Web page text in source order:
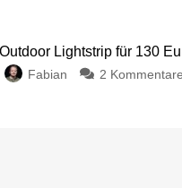
Lightstrip für 130
Fabian 2 Kommentare